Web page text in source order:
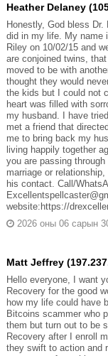
Heather Delaney
Honestly, God bless
did in my life. My name
Riley on 10/02/15 and
are conjoined twins,
moved to be with
thought they would
the kids but I could not
heart was filled with
my husband. I have
met a friend that
me to bring back my
living happily together
you are passing
marriage or
his contact. Call/
website:https://
2026 оны 06 сарын
Matt Jeffrey
Hello everyone, I want
Recovery for the good
how my life could have
Bitcoins scammer who
them but turn out to be
Recovery after I enroll
they swift to action and